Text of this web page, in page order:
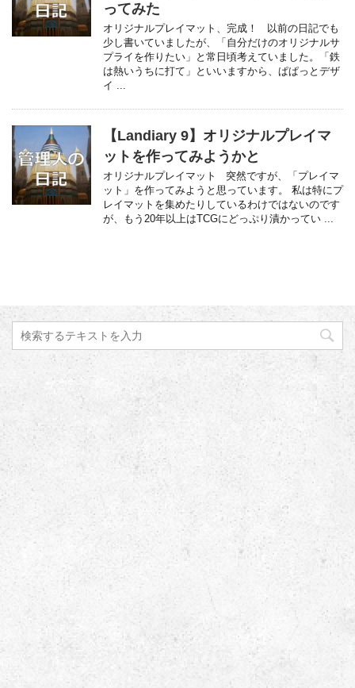
ってみた
オリジナルプレイマット、完成！ 以前の日記でも
少し書いていましたが、「自分だけのオリジナルサ
プライを作りたい」と常日頃考えていました。「鉄
は熱いうちに打て」といいますから、ぱぱっとデザ
イ ...
【Landiary 9】オリジナルプレイマ
ットを作ってみようかと
オリジナルプレイマット 突然ですが、「プレイマ
ット」を作ってみようと思っています。 私は特にプ
レイマットを集めたりしているわけではないのです
が、もう20年以上はTCGにどっぷり漬かってい ...